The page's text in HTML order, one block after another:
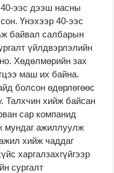
ээс дээш насны
Үнэхээр 40-ээс
байвал салбарын
үйлдвэрлэлийн
Хөдөлмөрийн зах
маш их байна.
болсон өдөрлөгөөс
Талхчин хийж байсан
сар компанид
мундаг ажиллуулж
хийж чаддаг
харгалзахгүйгээр
сургалт